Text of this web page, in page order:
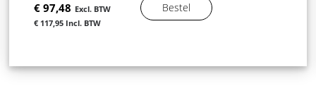
€ 97,48
€ 117,95
Bestel